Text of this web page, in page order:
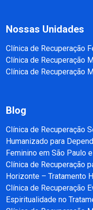
Nossas Unidades
Clínica de Recuperação
Clínica de Recuperação
Clínica de Recuperação
Blog
Clínica de Recuperação
Humanizado para
Feminino em São Paulo
Clínica de Recuperação
Horizonte – Tratamento
Clínica de Recuperação
Espiritualidade no